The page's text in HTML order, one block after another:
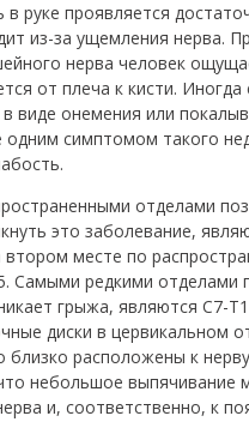
руке проявляется
из-за ущемления нерва.
нерва человек
от плеча к кисти.
виде онемения или
симптомом такого
отделами
это заболевание,
втором месте по
Самыми редкими отделами
грыжа, являются С7-
диски в цервикальном
близко расположены к
небольшое выпячивание
и, соответственно, к